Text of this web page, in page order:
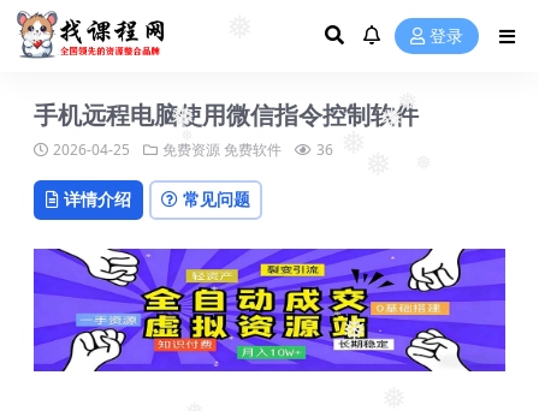
❅
❅
❅
❅ 登录
手机远程电脑使用微信指令控制软件
2026-04-25 免费资源 免费软件 36
详情介绍 常见问题